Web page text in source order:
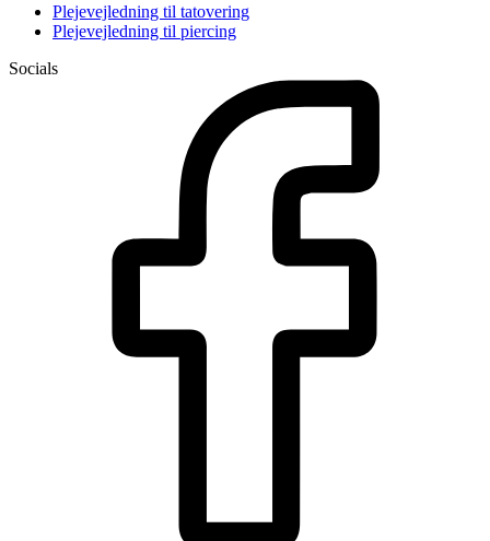
Plejevejledning til tatovering
Plejevejledning til piercing
Socials